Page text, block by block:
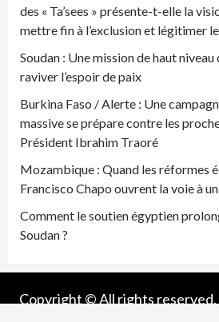
des « Ta’sees » présente-t-elle la
mettre fin à l’exclusion et légitimer
Soudan : Une mission de haut niveau
raviver l’espoir de paix
Burkina Faso / Alerte : Une
massive se prépare contre les
Président Ibrahim Traoré
Mozambique : Quand les réformes
Francisco Chapo ouvrent la voie à
Comment le soutien égyptien
Soudan ?
Copyright © All rights reserved.